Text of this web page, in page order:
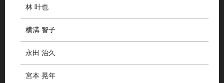
林 叶也
横溝 智子
永田 治久
宮本 晃年